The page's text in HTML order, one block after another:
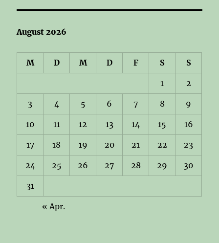
August 2026
M D M D F S S
1 2
3 4 5 6 7 8 9
10 11 12 13 14 15 16
17 18 19 20 21 22 23
24 25 26 27 28 29 30
31
« Apr.